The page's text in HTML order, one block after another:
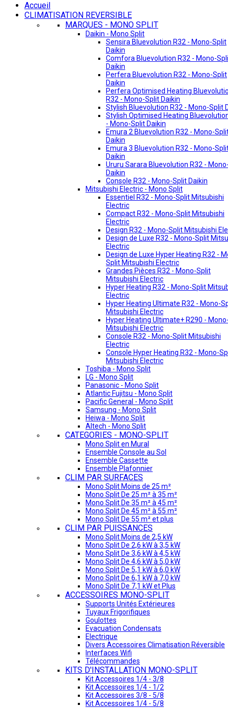
Accueil
CLIMATISATION REVERSIBLE
MARQUES - MONO SPLIT
Daikin - Mono Split
Sensira Bluevolution R32 - Mono-Split
Daikin
Comfora Bluevolution R32 - Mono-
Daikin
Perfera Bluevolution R32 - Mono-Split
Daikin
Perfera Optimised Heating
R32 - Mono-Split Daikin
Stylish Bluevolution R32 - Mono-Split
Stylish Optimised Heating
- Mono-Split Daikin
Emura 2 Bluevolution R32 - Mono-
Daikin
Emura 3 Bluevolution R32 - Mono-
Daikin
Ururu Sarara Bluevolution R32 -
Daikin
Console R32 - Mono-Split Daikin
Mitsubishi Electric - Mono Split
Essentiel R32 - Mono-Split Mitsubishi
Electric
Compact R32 - Mono-Split Mitsubishi
Electric
Design R32 - Mono-Split Mitsubishi
Design de Luxe R32 - Mono-Split
Electric
Design de Luxe Hyper Heating R32 -
Split Mitsubishi Electric
Grandes Pièces R32 - Mono-Split
Mitsubishi Electric
Hyper Heating R32 - Mono-Split
Electric
Hyper Heating Ultimate R32 - Mono-
Mitsubishi Electric
Hyper Heating Ultimate+ R290 -
Mitsubishi Electric
Console R32 - Mono-Split Mitsubishi
Electric
Console Hyper Heating R32 - Mono-
Mitsubishi Electric
Toshiba - Mono Split
LG - Mono Split
Panasonic - Mono Split
Atlantic Fujitsu - Mono Split
Pacific General - Mono Split
Samsung - Mono Split
Heiwa - Mono Split
Altech - Mono Split
CATEGORIES - MONO-SPLIT
Mono Split en Mural
Ensemble Console au Sol
Ensemble Cassette
Ensemble Plafonnier
CLIM PAR SURFACES
Mono Split Moins de 25 m²
Mono Split De 25 m² à 35 m²
Mono Split De 35 m² à 45 m²
Mono Split De 45 m² à 55 m²
Mono Split De 55 m² et plus
CLIM PAR PUISSANCES
Mono Split Moins de 2,5 kW
Mono Split De 2,6 kW à 3,5 kW
Mono Split De 3,6 kW à 4,5 kW
Mono Split De 4,6 kW à 5,0 kW
Mono Split De 5,1 kW à 6,0 kW
Mono Split De 6,1 kW à 7,0 kW
Mono Split De 7,1 kW et Plus
ACCESSOIRES MONO-SPLIT
Supports Unités Extérieures
Tuyaux Frigorifiques
Goulottes
Evacuation Condensats
Electrique
Divers Accessoires Climatisation Réversible
Interfaces Wifi
Télécommandes
KITS D'INSTALLATION MONO-SPLIT
Kit Accessoires 1/4 - 3/8
Kit Accessoires 1/4 - 1/2
Kit Accessoires 3/8 - 5/8
Kit Accessoires 1/4 - 5/8